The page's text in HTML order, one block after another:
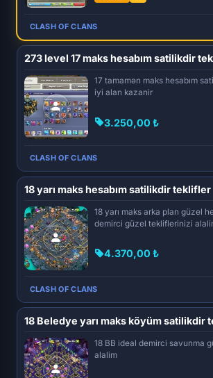
CLASH OF CLANS
273 level 17 maks hesabım satilikdir
17 tamamən maks hesabım
iyi alan kazanir
3.250,00 ₺
CLASH OF CLANS
18 yarı maks hesabım satilikdir teklifler
18 yarı maks arka plan güzel
demirci güzel tekliflerinizi
4.370,00 ₺
CLASH OF CLANS
18 Beledye yarı maks köyüm satilikdir
18 BB ideal demirci savunma
alalim